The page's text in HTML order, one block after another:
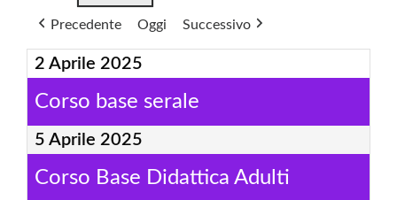
Precedente Oggi Successivo
2 Aprile 2025
Corso base serale
5 Aprile 2025
Corso Base Didattica Adulti